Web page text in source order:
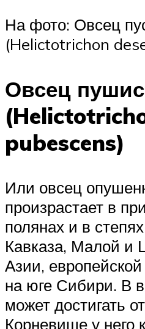
На фото: Овсец
(Helictotrichon
Овсец
pubescens)
Или овсец
произрастает в
полянах и в
Кавказа, Малой и
Азии,
на юге Сибири. В
может достигать
Корневище у него